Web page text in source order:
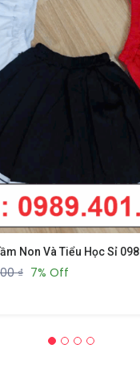
Non Và Tiểu Học Sỉ
₫ 7% Off